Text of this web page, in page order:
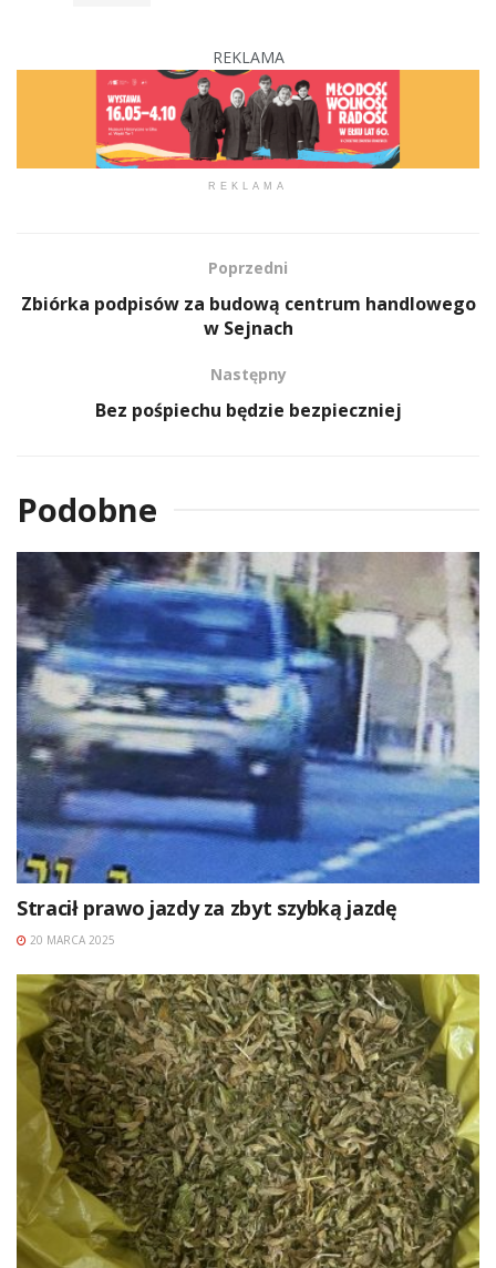
REKLAMA
REKLAMA
Poprzedni
Zbiórka podpisów za budową centrum handlowego
w Sejnach
Następny
Bez pośpiechu będzie bezpieczniej
Podobne
Stracił prawo jazdy za zbyt szybką jazdę
20 MARCA 2025